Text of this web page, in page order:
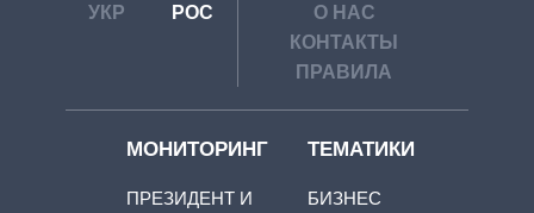
УКР РОС
О НАС
КОНТАКТЫ
ПРАВИЛА
МОНИТОРИНГ
ПРЕЗИДЕНТ И
ТЕМАТИКИ
БИЗНЕС